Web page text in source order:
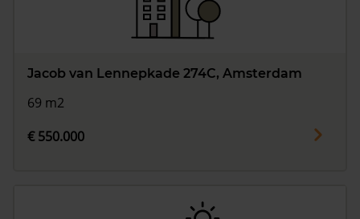
Jacob van Lennepkade 274C, Amsterdam
69 m2
€ 550.000